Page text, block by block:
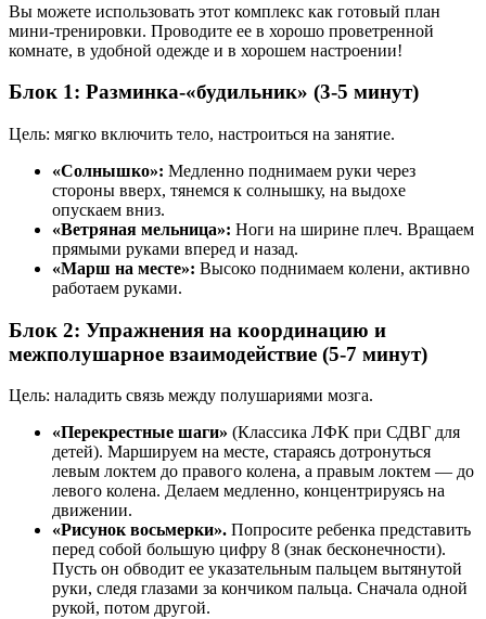
Вы можете использовать этот комплекс как готовый план
мини-тренировки. Проводите ее в хорошо проветренной
комнате, в удобной одежде и в хорошем настроении!
Блок 1: Разминка-«будильник» (3-5 минут)
Цель: мягко включить тело, настроиться на занятие.
«Солнышко»: Медленно поднимаем руки через
стороны вверх, тянемся к солнышку, на выдохе
опускаем вниз.
«Ветряная мельница»: Ноги на ширине плеч. Вращаем
прямыми руками вперед и назад.
«Марш на месте»: Высоко поднимаем колени, активно
работаем руками.
Блок 2: Упражнения на координацию и
межполушарное взаимодействие (5-7 минут)
Цель: наладить связь между полушариями мозга.
«Перекрестные шаги» (Классика ЛФК при СДВГ для
детей). Маршируем на месте, стараясь дотронуться
левым локтем до правого колена, а правым локтем — до
левого колена. Делаем медленно, концентрируясь на
движении.
«Рисунок восьмерки». Попросите ребенка представить
перед собой большую цифру 8 (знак бесконечности).
Пусть он обводит ее указательным пальцем вытянутой
руки, следя глазами за кончиком пальца. Сначала одной
рукой, потом другой.